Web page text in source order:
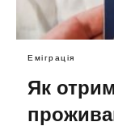
Еміграція
Як